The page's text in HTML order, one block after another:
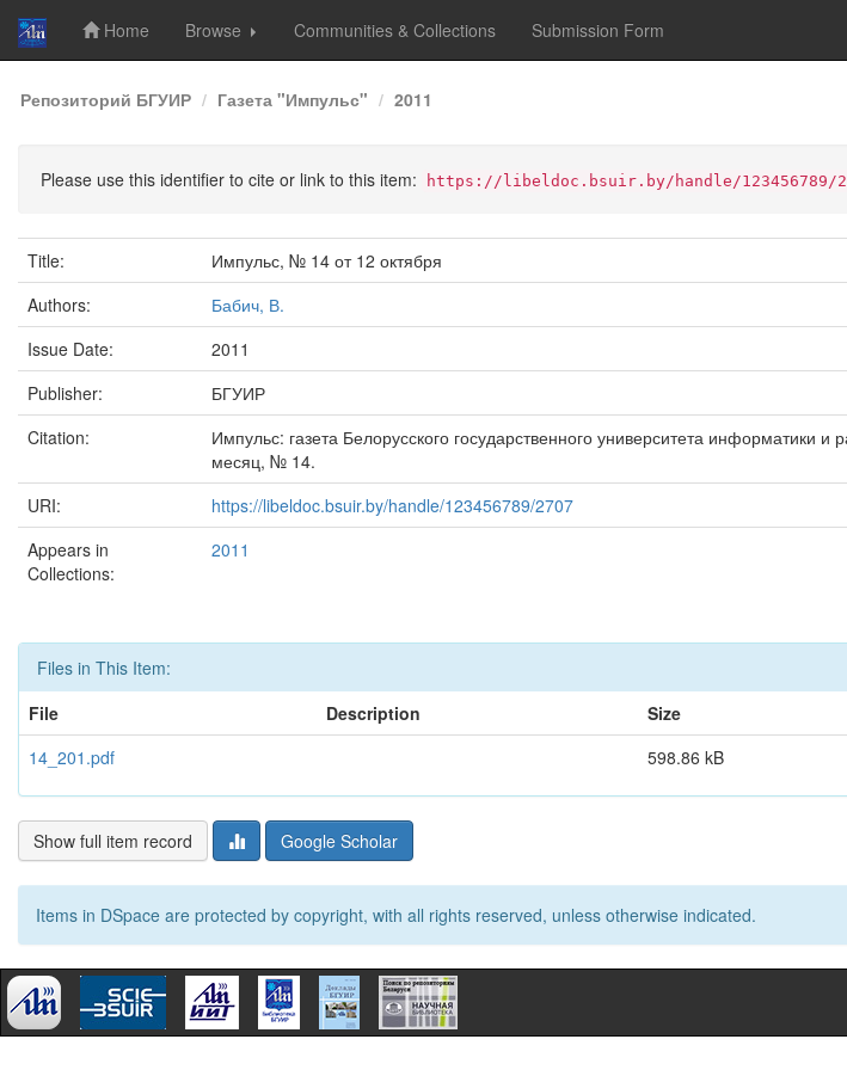
Skip
navigation
Home Browse Communities & Collections Submission Form
Репозиторий БГУИР Газета "Импульс" 2011
Please use this identifier to cite or link to this item: https://libeldoc.bsuir.by/handle/123456789/
Title:
Импульс, № 14 от 12 октября
Authors:
Бабич, В.
Issue Date:
2011
Publisher:
БГУИР
Citation:
Импульс: газета Белорусского государственного университета
месяц, № 14.
URI:
https://libeldoc.bsuir.by/handle/123456789/2707
Appears in
Collections:
2011
Files in This Item:
File
Description Size
14_201.pdf
598.86 kB
Show full item record Google Scholar
Items in DSpace are protected by copyright, with all rights reserved, unless otherwise indicated.